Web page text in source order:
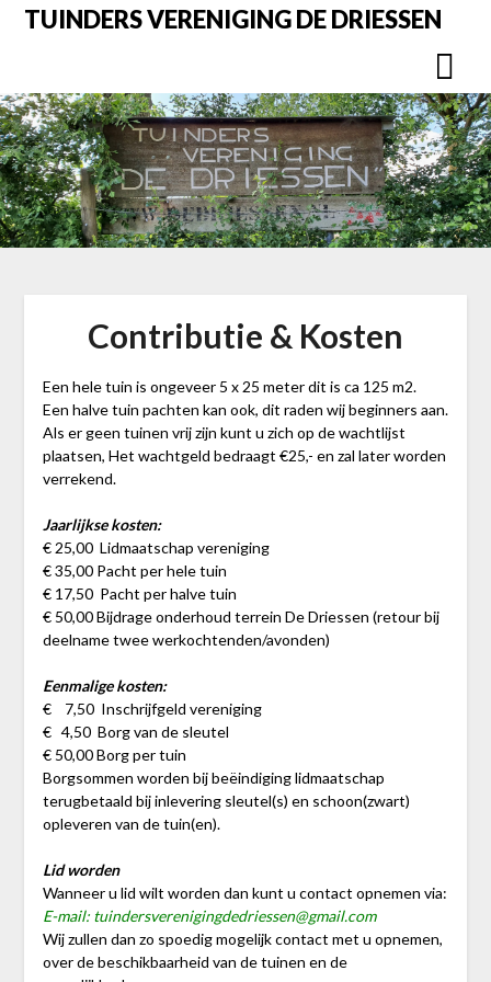
Overslaan
TUINDERS VERENIGING DE DRIESSEN
Contributie & Kosten
Een hele tuin is ongeveer 5 x 25 meter dit is ca 125 m2.
Een halve tuin pachten kan ook, dit raden wij beginners aan.
Als er geen tuinen vrij zijn kunt u zich op de wachtlijst
plaatsen, Het wachtgeld bedraagt €25,- en zal later worden
verrekend.
Jaarlijkse kosten:
€ 25,00 Lidmaatschap vereniging
€ 35,00 Pacht per hele tuin
€ 17,50 Pacht per halve tuin
€ 50,00 Bijdrage onderhoud terrein De Driessen (retour bij
deelname twee werkochtenden/avonden)
Eenmalige kosten:
€ 7,50 Inschrijfgeld vereniging
€ 4,50 Borg van de sleutel
€ 50,00 Borg per tuin
Borgsommen worden bij beëindiging lidmaatschap
terugbetaald bij inlevering sleutel(s) en schoon(zwart)
opleveren van de tuin(en).
Lid worden
Wanneer u lid wilt worden dan kunt u contact opnemen via:
E-mail: tuindersverenigingdedriessen@gmail.com
Wij zullen dan zo spoedig mogelijk contact met u opnemen,
over de beschikbaarheid van de tuinen en de